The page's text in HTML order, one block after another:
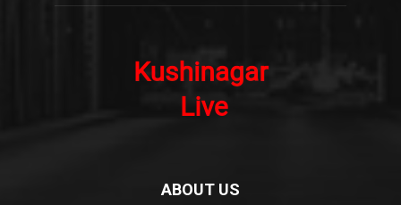
ABOUT US